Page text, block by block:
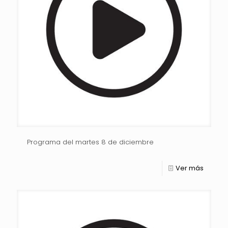
Programa del martes 8 de diciembre
Ver más